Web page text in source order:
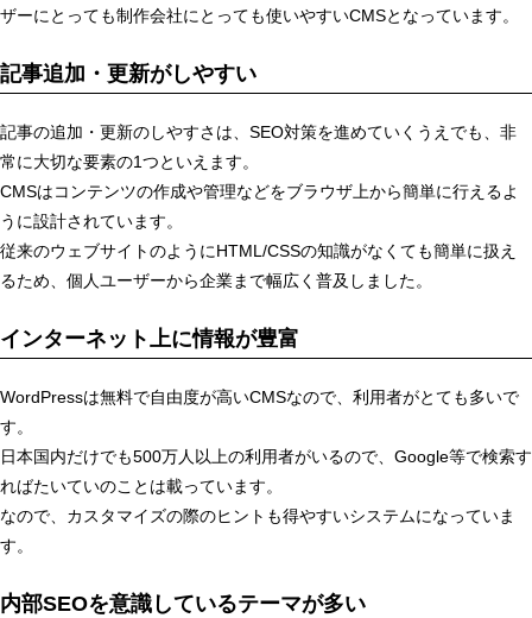
ザーにとっても制作会社にとっても使いやすいCMSとなっています。
記事追加・更新がしやすい
記事の追加・更新のしやすさは、SEO対策を進めていくうえでも、非
常に大切な要素の1つといえます。
CMSはコンテンツの作成や管理などをブラウザ上から簡単に行えるよ
うに設計されています。
従来のウェブサイトのようにHTML/CSSの知識がなくても簡単に扱え
るため、個人ユーザーから企業まで幅広く普及しました。
インターネット上に情報が豊富
WordPressは無料で自由度が高いCMSなので、利用者がとても多いで
す。
日本国内だけでも500万人以上の利用者がいるので、Google等で検索す
ればたいていのことは載っています。
なので、カスタマイズの際のヒントも得やすいシステムになっていま
す。
内部SEOを意識しているテーマが多い